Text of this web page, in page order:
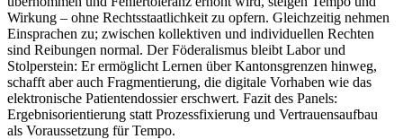
Wirkung – ohne Rechtsstaatlichkeit zu opfern. Gleichzeitig nehmen
Einsprachen zu; zwischen kollektiven und individuellen Rechten
sind Reibungen normal. Der Föderalismus bleibt Labor und
Stolperstein: Er ermöglicht Lernen über Kantonsgrenzen hinweg,
schafft aber auch Fragmentierung, die digitale Vorhaben wie das
elektronische Patientendossier erschwert. Fazit des Panels:
Ergebnisorientierung statt Prozessfixierung und Vertrauensaufbau
als Voraussetzung für Tempo.